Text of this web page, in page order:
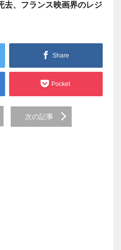
去、フランス映画界のレジ
Share
Pocket
次の記事